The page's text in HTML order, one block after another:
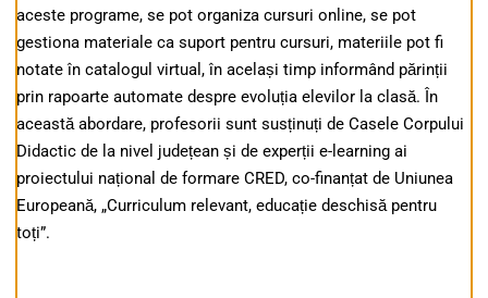
aceste programe, se pot organiza cursuri online, se pot
gestiona materiale ca suport pentru cursuri, materiile pot fi
notate în catalogul virtual, în același timp informând părinții
prin rapoarte automate despre evoluția elevilor la clasă. În
această abordare, profesorii sunt susținuți de Casele Corpului
Didactic de la nivel județean și de experții e-learning ai
proiectului național de formare CRED, co-finanțat de Uniunea
Europeană, „Curriculum relevant, educație deschisă pentru
toți”.